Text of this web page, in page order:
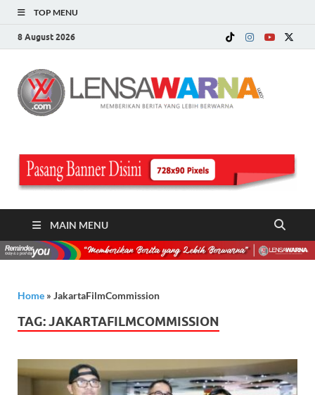
TOP MENU
8 August 2026
MAIN MENU
Home » JakartaFilmCommission
TAG:JAKARTAFILMCOMMISSION